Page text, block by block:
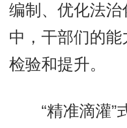
编制、优化法
中，干部们的
检验和提升。
“精准滴灌”